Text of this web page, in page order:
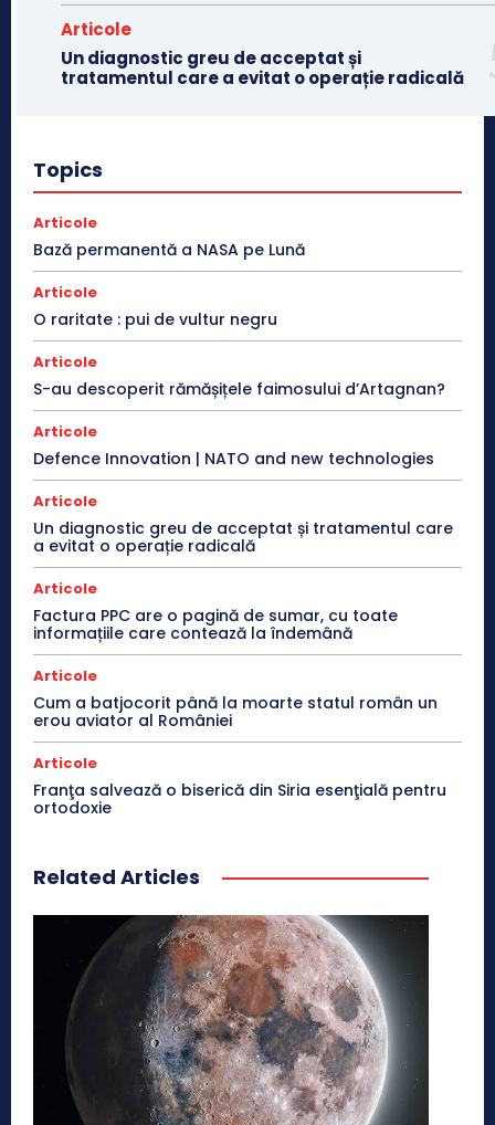
Articole
Un diagnostic greu de acceptat și
tratamentul care a evitat o operație radicală
Topics
Articole
Bază permanentă a NASA pe Lună
Articole
O raritate : pui de vultur negru
Articole
S-au descoperit rămășițele faimosului d’Artagnan?
Articole
Defence Innovation | NATO and new technologies
Articole
Un diagnostic greu de acceptat și tratamentul care
a evitat o operație radicală
Articole
Factura PPC are o pagină de sumar, cu toate
informațiile care contează la îndemână
Articole
Cum a batjocorit până la moarte statul român un
erou aviator al României
Articole
Franţa salvează o biserică din Siria esenţială pentru
ortodoxie
Related Articles